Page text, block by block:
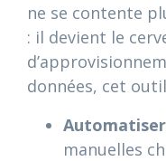
ne se contente
: il devient le
données, cet
manuelles